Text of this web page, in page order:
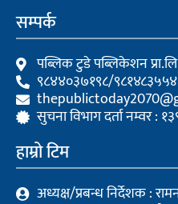
o
k
सम्पर्क
पब्लिक टुडे पब्लिकेशन
९८४४०३७१९८/
सुचना विभाग दर्ता नम्वर :
हाम्रो टिम
अध्यक्ष/प्रबन्ध निर्देशक :